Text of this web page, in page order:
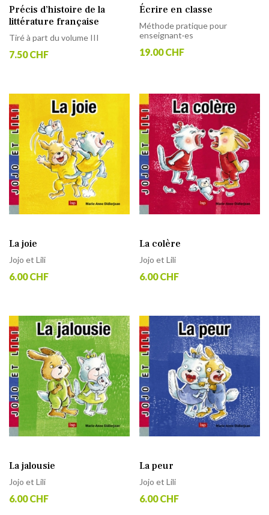
Précis d’histoire de la
littérature française
Tiré à part du volume III
7.50 CHF
Écrire en classe
Méthode pratique pour
enseignant·es
19.00 CHF
La joie
Jojo et Lili
6.00 CHF
La colère
Jojo et Lili
6.00 CHF
La jalousie
Jojo et Lili
6.00 CHF
La peur
Jojo et Lili
6.00 CHF